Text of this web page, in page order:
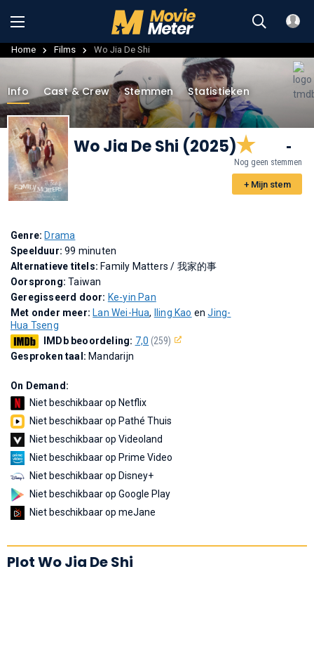
Home Films Wo Jia De Shi
Info Cast & Crew Stemmen Statistieken
Wo Jia De Shi (2025) -
Nog geen stemmen
+ Mijn stem
Genre: Drama
Speelduur:99 minuten
Alternatieve titels: Family Matters/ 我家的事
Oorsprong:Taiwan
Geregisseerd door: Ke-yin Pan
Met onder meer: Lan Wei-Hua, Iling Kao enJing-
Hua Tseng
IMDb beoordeling: 7,0 (259)
Gesproken taal: Mandarijn
On Demand:
Niet beschikbaar op Netflix
Niet beschikbaar op Pathé Thuis
Niet beschikbaar op Videoland
Niet beschikbaar op Prime Video
Niet beschikbaar op Disney+
Niet beschikbaar op Google Play
Niet beschikbaar op meJane
Plot Wo Jia De Shi